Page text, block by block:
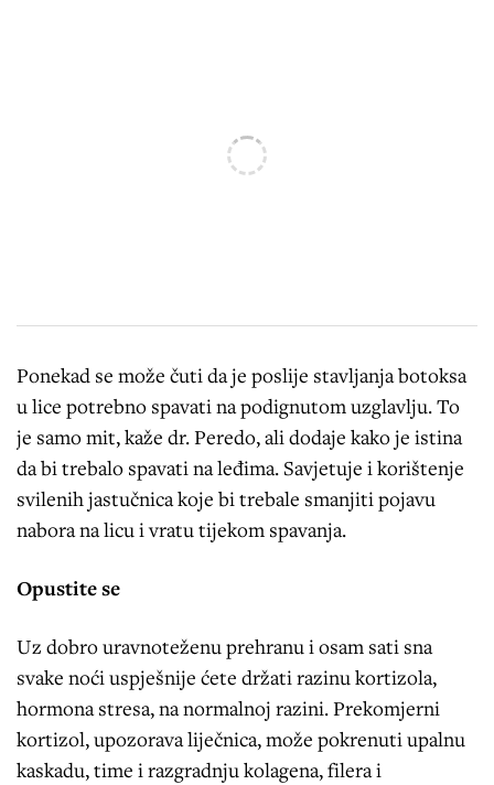
Ponekad se može čuti da je poslije stavljanja botoksa
u lice potrebno spavati na podignutom uzglavlju. To
je samo mit, kaže dr. Peredo, ali dodaje kako je istina
da bi trebalo spavati na leđima. Savjetuje i korištenje
svilenih jastučnica koje bi trebale smanjiti pojavu
nabora na licu i vratu tijekom spavanja.
Opustite se
Uz dobro uravnoteženu prehranu i osam sati sna
svake noći uspješnije ćete držati razinu kortizola,
hormona stresa, na normalnoj razini. Prekomjerni
kortizol, upozorava liječnica, može pokrenuti upalnu
kaskadu, time i razgradnju kolagena, filera i